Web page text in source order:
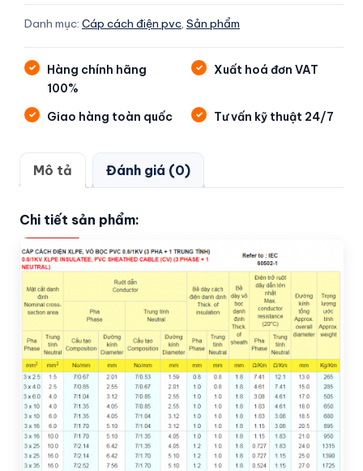
Danh mục: Cáp cách điện pvc Sản phẩm
Hàng chính hãng
100%
Xuất hoá đơn VAT
Giao hàng toàn quốc Tư vấn kỹ thuật 24/7
Mô tả Đánh giá (0)
Chi tiết sản phẩm: